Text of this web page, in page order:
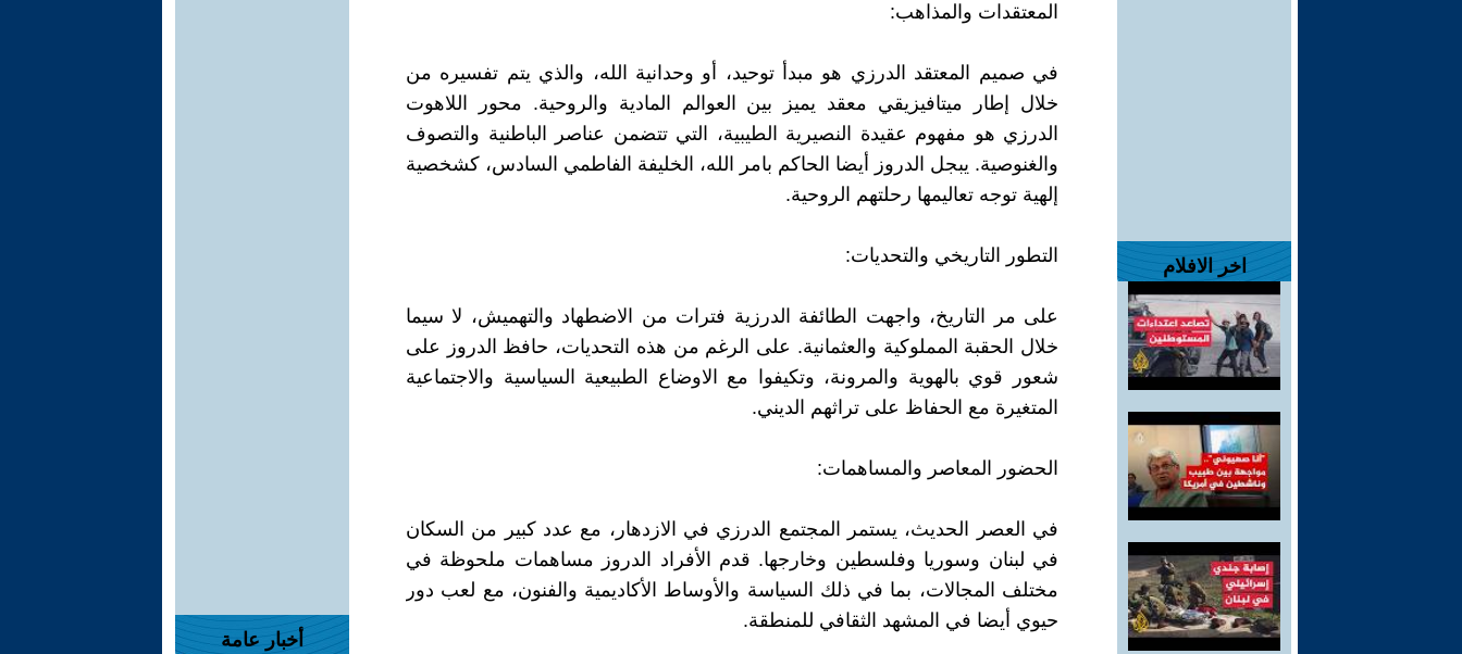
اخر الافلام
المعتقدات والمذاهب:
في صميم المعتقد الدرزي هو مبدأ توحيد، أو وحدانية الله، والذي يتم تفسيره من
خلال إطار ميتافيزيقي معقد يميز بين العوالم المادية والروحية. محور اللاهوت
الدرزي هو مفهوم عقيدة النصيرية الطيبية، التي تتضمن عناصر الباطنية والتصوف
والغنوصية. يبجل الدروز أيضا الحاكم بامر الله، الخليفة الفاطمي السادس، كشخصية
إلهية توجه تعاليمها رحلتهم الروحية.
التطور التاريخي والتحديات:
على مر التاريخ، واجهت الطائفة الدرزية فترات من الاضطهاد والتهميش، لا سيما
خلال الحقبة المملوكية والعثمانية. على الرغم من هذه التحديات، حافظ الدروز على
شعور قوي بالهوية والمرونة، وتكيفوا مع الاوضاع الطبيعية السياسية والاجتماعية
المتغيرة مع الحفاظ على تراثهم الديني.
الحضور المعاصر والمساهمات:
في العصر الحديث، يستمر المجتمع الدرزي في الازدهار، مع عدد كبير من السكان
في لبنان وسوريا وفلسطين وخارجها. قدم الأفراد الدروز مساهمات ملحوظة في
مختلف المجالات، بما في ذلك السياسة والأوساط الأكاديمية والفنون، مع لعب دور
حيوي أيضا في المشهد الثقافي للمنطقة.
أخبار عامة